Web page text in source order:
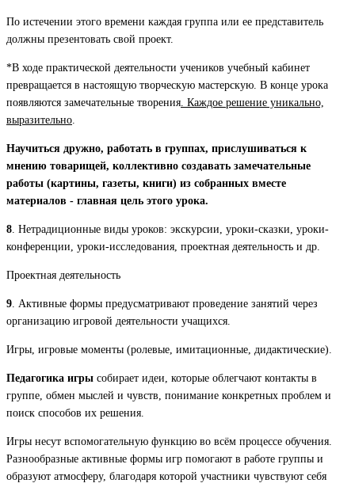
По истечении этого времени каждая группа или ее представитель
должны презентовать свой проект.
*В ходе практической деятельности учеников учебный кабинет
превращается в настоящую творческую мастерскую. В конце урока
появляются замечательные творения . Каждое решение уникально,
выразительно
Научиться дружно, работать в группах, прислушиваться к
мнению товарищей, коллективно создавать замечательные
работы (картины, газеты, книги) из собранных вместе
материалов - главная цель этого урока.
8 . Нетрадиционные виды уроков: экскурсии, уроки-сказки, уроки-
конференции, уроки-исследования, проектная деятельность и др.
Проектная деятельность
9 . Активные формы предусматривают проведение занятий через
организацию игровой деятельности учащихся.
Игры, игровые моменты (ролевые, имитационные, дидактические).
Педагогика игры собирает идеи, которые облегчают контакты в
группе, обмен мыслей и чувств, понимание конкретных проблем и
поиск способов их решения.
Игры несут вспомогательную функцию во всём процессе обучения.
Разнообразные активные формы игр помогают в работе группы и
образуют атмосферу, благодаря которой участники чувствуют себя